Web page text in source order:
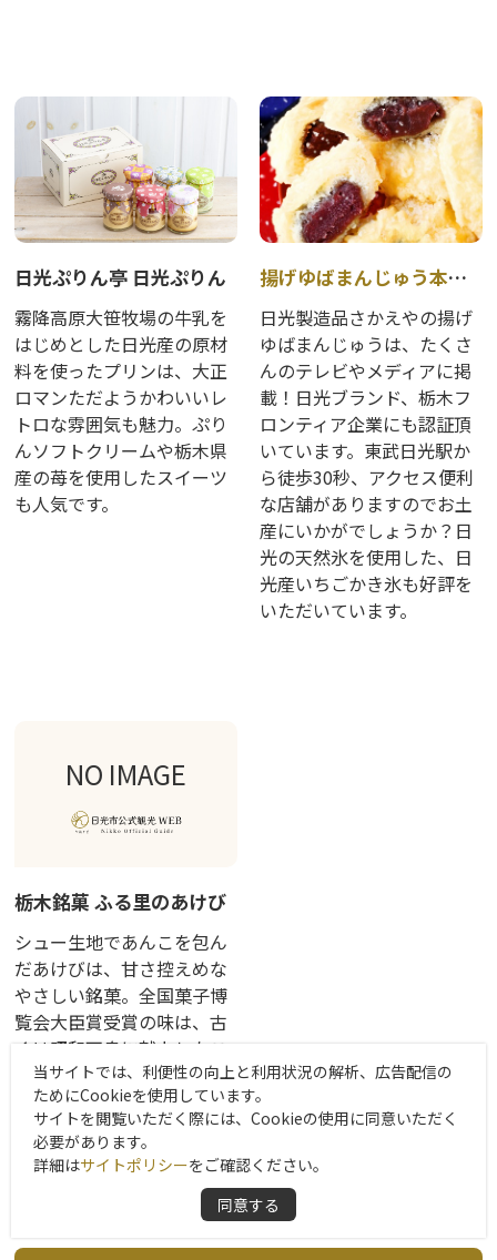
日光ぷりん亭 日光ぷりん
霧降高原大笹牧場の牛乳を
はじめとした日光産の原材
料を使ったプリンは、大正
ロマンただようかわいいレ
トロな雰囲気も魅力。ぷり
んソフトクリームや栃木県
産の苺を使用したスイーツ
も人気です。
揚げゆばまんじゅう本舗 日光さかえや
日光製造品さかえやの揚げ
ゆばまんじゅうは、たくさ
んのテレビやメディアに掲
載！日光ブランド、栃木フ
ロンティア企業にも認証頂
いています。東武日光駅か
ら徒歩30秒、アクセス便利
な店舗がありますのでお土
産にいかがでしょうか？日
光の天然氷を使用した、日
光産いちごかき氷も好評を
いただいています。
NO IMAGE
栃木銘菓 ふる里のあけび
シュー生地であんこを包ん
だあけびは、甘さ控えめな
やさしい銘菓。全国菓子博
覧会大臣賞受賞の味は、古
くは昭和天皇に献上したこ
とも。濃いめの温かいお茶
と一緒にいただきたくなる
こと間違いなしです。
当サイトでは、利便性の向上と利用状況の解析、広告配信の
ためにCookieを使用しています。
サイトを閲覧いただく際には、Cookieの使用に同意いただく
必要があります。
詳細はサイトポリシーをご確認ください。
同意する